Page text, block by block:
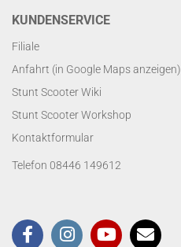
KUNDENSERVICE
Filiale
Anfahrt (in Google Maps anzeigen)
Stunt Scooter Wiki
Stunt Scooter Workshop
Kontaktformular
Telefon 08446 149612